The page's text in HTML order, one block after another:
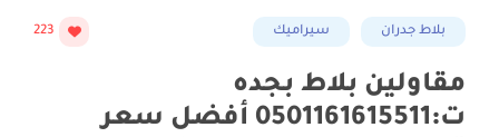
بلاط جدران سيراميك 223
مقاولين بلاط بجده
ت:0501161615511 أفضل سعر